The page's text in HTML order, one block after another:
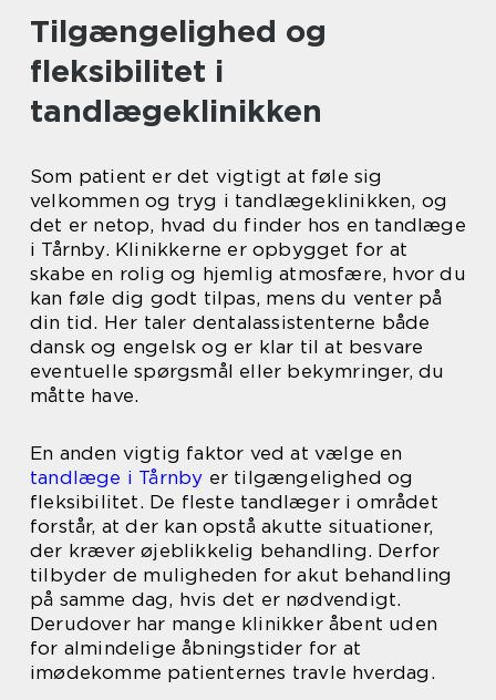
Tilgængelighed og
fleksibilitet i
tandlægeklinikken
Som patient er det vigtigt at føle sig
velkommen og tryg i tandlægeklinikken, og
det er netop, hvad du finder hos en tandlæge
i Tårnby. Klinikkerne er opbygget for at
skabe en rolig og hjemlig atmosfære, hvor du
kan føle dig godt tilpas, mens du venter på
din tid. Her taler dentalassistenterne både
dansk og engelsk og er klar til at besvare
eventuelle spørgsmål eller bekymringer, du
måtte have.
En anden vigtig faktor ved at vælge en
tandlæge i Tårnby er tilgængelighed og
fleksibilitet. De fleste tandlæger i området
forstår, at der kan opstå akutte situationer,
der kræver øjeblikkelig behandling. Derfor
tilbyder de muligheden for akut behandling
på samme dag, hvis det er nødvendigt.
Derudover har mange klinikker åbent uden
for almindelige åbningstider for at
imødekomme patienternes travle hverdag.